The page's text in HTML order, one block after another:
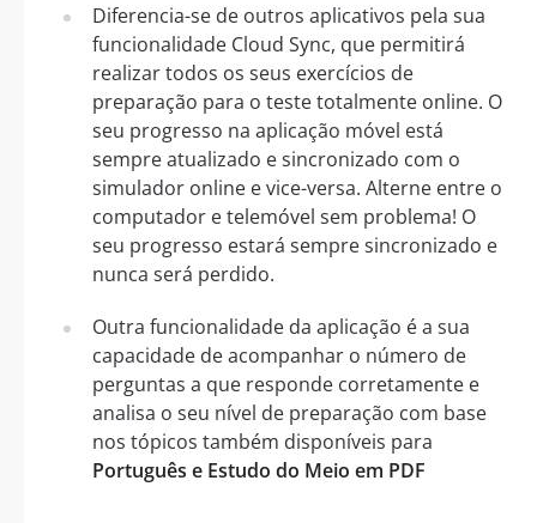
Diferencia-se de outros aplicativos pela sua
funcionalidade Cloud Sync, que permitirá
realizar todos os seus exercícios de
preparação para o teste totalmente online. O
seu progresso na aplicação móvel está
sempre atualizado e sincronizado com o
simulador online e vice-versa. Alterne entre o
computador e telemóvel sem problema! O
seu progresso estará sempre sincronizado e
nunca será perdido.
Outra funcionalidade da aplicação é a sua
capacidade de acompanhar o número de
perguntas a que responde corretamente e
analisa o seu nível de preparação com base
nos tópicos também disponíveis para
Português e Estudo do Meio em PDF